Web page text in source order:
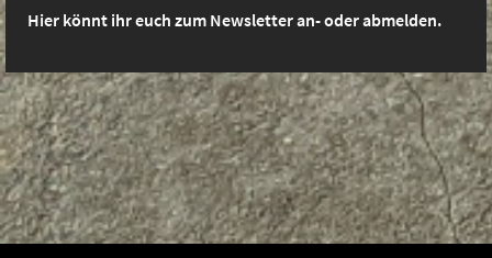
Hier könnt ihr euch zum Newsletter an- oder abmelden.